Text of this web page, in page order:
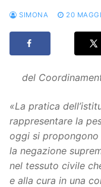
SIMONA 20
del
«La pratica
rappresentare la
oggi si
la negazione
nel tessuto civile
e alla cura in una